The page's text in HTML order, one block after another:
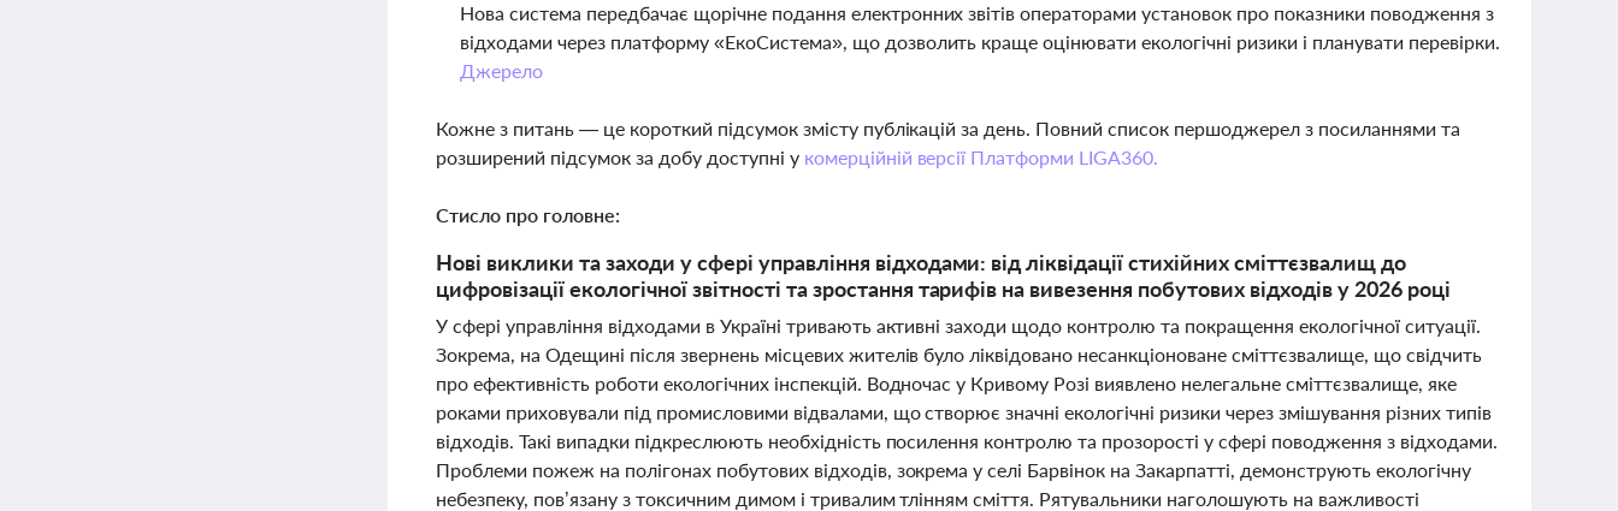
Нова система передбачає щорічне подання електронних звітів операторами установок про показники поводження з
відходами через платформу «ЕкоСистема», що дозволить краще оцінювати екологічні ризики і планувати перевірки.
Джерело
Кожне з питань — це короткий підсумок змісту публікацій за день. Повний список першоджерел з посиланнями та
розширений підсумок за добу доступні у комерційній версії Платформи LIGA360.
Стисло про головне:
Нові виклики та заходи у сфері управління відходами: від ліквідації стихійних сміттєзвалищ до
цифровізації екологічної звітності та зростання тарифів на вивезення побутових відходів у 2026 році
У сфері управління відходами в Україні тривають активні заходи щодо контролю та покращення екологічної ситуації.
Зокрема, на Одещині після звернень місцевих жителів було ліквідовано несанкціоноване сміттєзвалище, що свідчить
про ефективність роботи екологічних інспекцій. Водночас у Кривому Розі виявлено нелегальне сміттєзвалище, яке
роками приховували під промисловими відвалами, що створює значні екологічні ризики через змішування різних типів
відходів. Такі випадки підкреслюють необхідність посилення контролю та прозорості у сфері поводження з відходами.
Проблеми пожеж на полігонах побутових відходів, зокрема у селі Барвінок на Закарпатті, демонструють екологічну
небезпеку, пов’язану з токсичним димом і тривалим тлінням сміття. Рятувальники наголошують на важливості